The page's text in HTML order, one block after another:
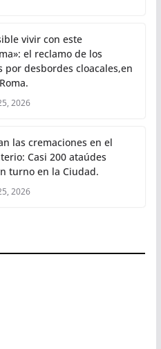
vivir con este
el reclamo de los
por desbordes cloacales,en
2026
las cremaciones en el
Casi 200 ataúdes
turno en la Ciudad.
2026